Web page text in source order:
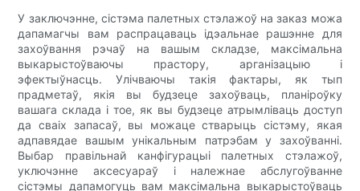
У заключэнне, сістэма палетных стэлажоў на заказ можа
дапамагчы вам распрацаваць ідэальнае рашэнне для
захоўвання рэчаў на вашым складзе, максімальна
выкарыстоўваючы прастору, арганізацыю і
эфектыўнасць. Улічваючы такія фактары, як тып
прадметаў, якія вы будзеце захоўваць, планіроўку
вашага склада і тое, як вы будзеце атрымліваць доступ
да сваіх запасаў, вы можаце стварыць сістэму, якая
адпавядае вашым унікальным патрэбам у захоўванні.
Выбар правільнай канфігурацыі палетных стэлажоў,
уключэнне аксесуараў і належнае абслугоўванне
сістэмы дапамогуць вам максімальна выкарыстоўваць